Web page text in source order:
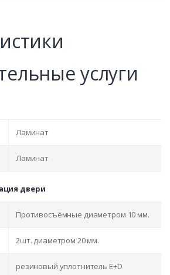
услуги
Ламинат
Ламинат
двери
Противосъёмные диаметром 10 мм.
2шт. диаметром 20 мм.
резиновый уплотнитель E+D